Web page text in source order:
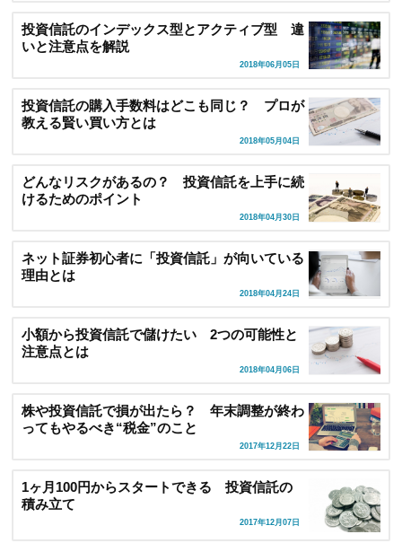
投資信託のインデックス型とアクティブ型 違
いと注意点を解説
2018年06月05日
投資信託の購入手数料はどこも同じ？ プロが
教える賢い買い方とは
2018年05月04日
どんなリスクがあるの？ 投資信託を上手に続
けるためのポイント
2018年04月30日
ネット証券初心者に「投資信託」が向いている
理由とは
2018年04月24日
小額から投資信託で儲けたい 2つの可能性と
注意点とは
2018年04月06日
株や投資信託で損が出たら？ 年末調整が終わ
ってもやるべき“税金”のこと
2017年12月22日
1ヶ月100円からスタートできる 投資信託の
積み立て
2017年12月07日